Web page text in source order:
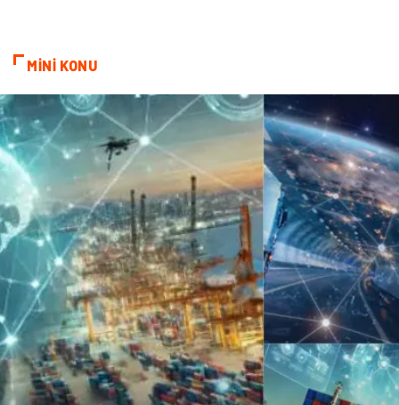
MİNİ KONU